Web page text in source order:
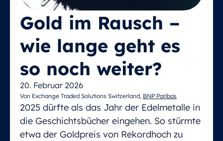
Gold im Rausch –
wie lange geht es
so noch weiter?
20. Februar 2026
Von Exchange Traded Solutions Switzerland, BNP Paribas
2025 dürfte als das Jahr der Edelmetalle in
die Geschichtsbücher eingehen. So stürmte
etwa der Goldpreis von Rekordhoch zu